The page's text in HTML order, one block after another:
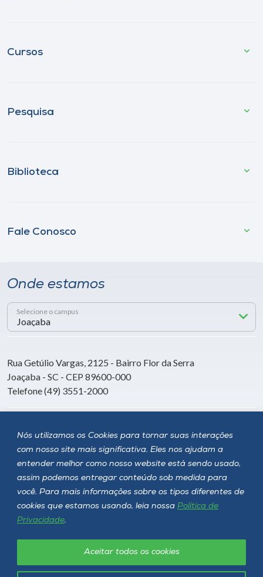
Nós utilizamos os Cookies para tornar suas interações
com nosso site mais significativa. Eles nos ajudam a
entender melhor como nosso website está sendo usado,
assim podemos entregar conteúdo sob medida para
você. Para mais informações sobre os tipos diferentes de
cookies que estamos usando, leia nossa Política de
Privacidade.
Aceitar todos os cookies
Cursos
Pesquisa
Biblioteca
Fale Conosco
Onde estamos
Selecione o campus
Rua Getúlio Vargas, 2125 - Bairro Flor da Serra
Joaçaba - SC - CEP 89600-000
Telefone (49) 3551-2000
Siga a Unoesc
Política de privacidade LGPD